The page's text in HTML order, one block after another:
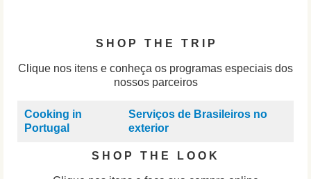
S H O P T H E T R I P
Clique nos itens e conheça os programas especiais dos
nossos parceiros
Cooking in
Portugal
Serviços de Brasileiros no
exterior
S H O P T H E L O O K